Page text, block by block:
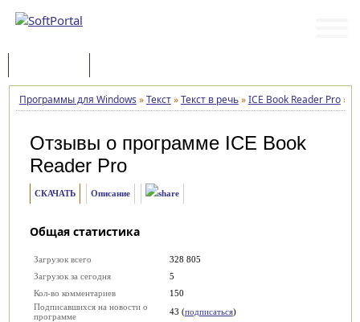
Программы для Windows »Текст»Текст в речь»ICE Book Reader Pro»
Отзывы о программе ICE Book
Reader Pro
СКАЧАТЬ Описание
Общая статистика
Загрузок всего
328 805
Загрузок за сегодня
5
Кол-во комментариев
150
Подписавшихся на новости о
программе
43 (подписаться)